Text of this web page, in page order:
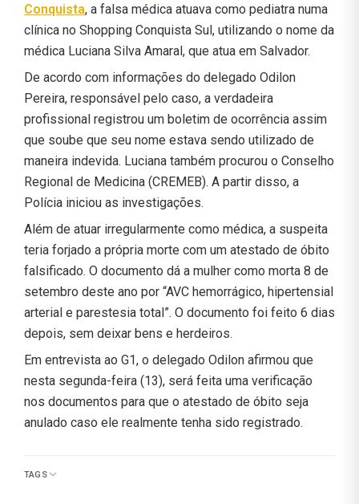
Conquista, a falsa médica atuava como pediatra numa
clínica no Shopping Conquista Sul, utilizando o nome da
médica Luciana Silva Amaral, que atua em Salvador.
De acordo com informações do delegado Odilon
Pereira, responsável pelo caso, a verdadeira
profissional registrou um boletim de ocorrência assim
que soube que seu nome estava sendo utilizado de
maneira indevida. Luciana também procurou o Conselho
Regional de Medicina (CREMEB). A partir disso, a
Polícia iniciou as investigações.
Além de atuar irregularmente como médica, a suspeita
teria forjado a própria morte com um atestado de óbito
falsificado. O documento dá a mulher como morta 8 de
setembro deste ano por “AVC hemorrágico, hipertensial
arterial e parestesia total”. O documento foi feito 6 dias
depois, sem deixar bens e herdeiros.
Em entrevista ao G1, o delegado Odilon afirmou que
nesta segunda-feira (13), será feita uma verificação
nos documentos para que o atestado de óbito seja
anulado caso ele realmente tenha sido registrado.
TAGS